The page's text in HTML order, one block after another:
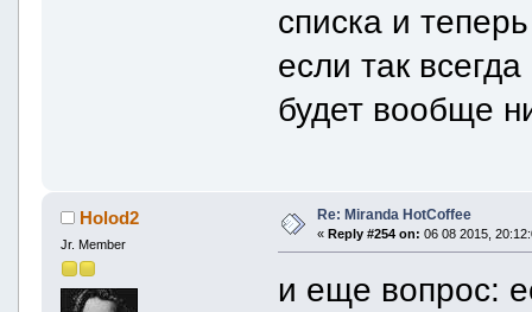
списка и
если так
будет вообще
Holod2
Jr. Member
Re: Miranda HotCoffee
« Reply #254 on: 06 08 2015,
и еще вопрос: